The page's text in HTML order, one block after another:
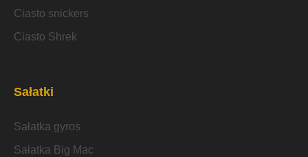
Ciasto snickers
Ciasto Shrek
Sałatki
Sałatka gyros
Sałatka Big Mac